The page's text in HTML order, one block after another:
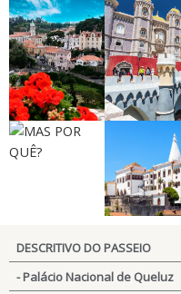
QUARTO NO
PALÁCIO DE
QUELUZ
TOUR SINTRA
TODO
VILA DE SINTRA PALÁCIO
VILA DE
DESCRITIVO DO PASSEIO
- Palácio Nacional de Queluz